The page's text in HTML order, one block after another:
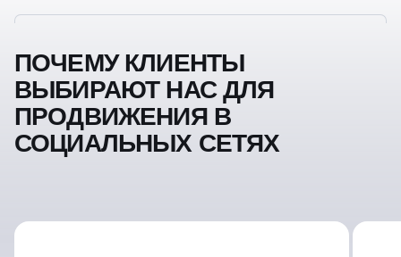
ПОЧЕМУ КЛИЕНТЫ
ВЫБИРАЮТ НАС ДЛЯ
ПРОДВИЖЕНИЯ В
СОЦИАЛЬНЫХ СЕТЯХ